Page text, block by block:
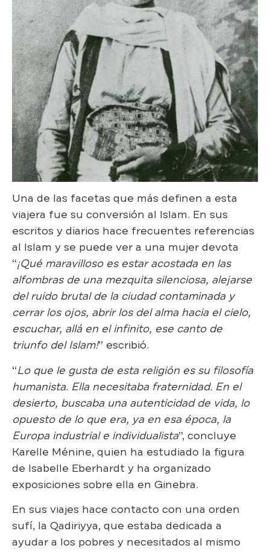
Una de las facetas que más definen a esta
viajera fue su conversión al Islam. En sus
escritos y diarios hace frecuentes referencias
al Islam y se puede ver a una mujer devota
“¡Qué maravilloso es estar acostada en las
alfombras de una mezquita silenciosa, alejarse
del ruido brutal de la ciudad contaminada y
cerrar los ojos, abrir los del alma hacia el cielo,
escuchar, allá en el infinito, ese canto de
triunfo del Islam!” escribió.
“Lo que le gusta de esta religión es su filosofía
humanista. Ella necesitaba fraternidad. En el
desierto, buscaba una autenticidad de vida, lo
opuesto de lo que era, ya en esa época, la
Europa industrial e individualista”, concluye
Karelle Ménine, quien ha estudiado la figura
de Isabelle Eberhardt y ha organizado
exposiciones sobre ella en Ginebra.
En sus viajes hace contacto con una orden
sufí, la Qadiriyya, que estaba dedicada a
ayudar a los pobres y necesitados al mismo